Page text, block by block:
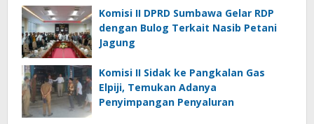
Komisi II DPRD Sumbawa Gelar RDP
dengan Bulog Terkait Nasib Petani
Jagung
Komisi II Sidak ke Pangkalan Gas
Elpiji, Temukan Adanya
Penyimpangan Penyaluran